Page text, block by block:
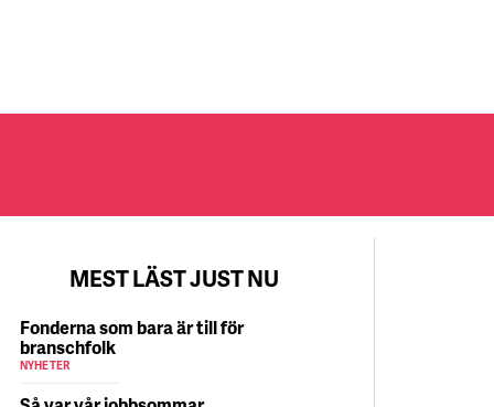
MEST LÄST JUST NU
Fonderna som bara är till för
branschfolk
NYHETER